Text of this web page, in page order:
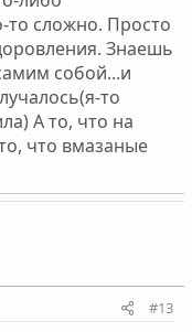
валяться
то сложно. Просто
Знаешь
собой...и
то
А то, что на
что вмазаные
#13